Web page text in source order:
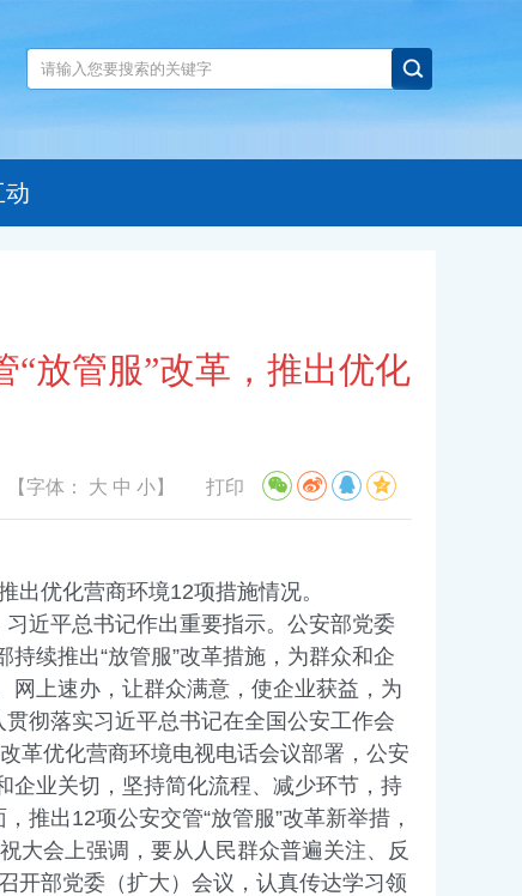
动
“放管服”改革，推出优化
【字体： 大 中 小】 打印
优化营商环境12项措施情况。
近平总书记作出重要指示。公安部党委
续推出“放管服”改革措施，为群众和企
网上速办，让群众满意，使企业获益，为
彻落实习近平总书记在全国公安工作会
革优化营商环境电视电话会议部署，公安
企业关切，坚持简化流程、减少环节，持
推出12项公安交管“放管服”改革新举措，
大会上强调，要从人民群众普遍关注、反
开部党委（扩大）会议，认真传达学习领